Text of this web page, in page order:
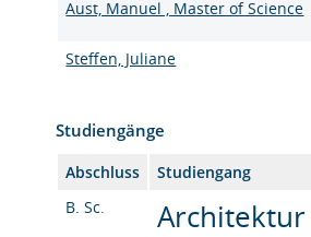
Aust, Manuel , Master of Science
Steffen, Juliane
Studiengänge
Abschluss
Studiengang
B. Sc.
Architektur